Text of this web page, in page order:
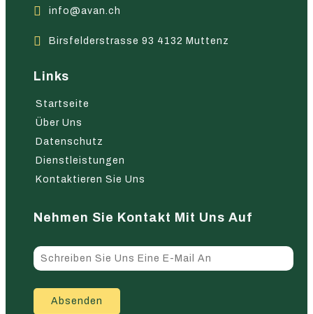
info@avan.ch
Birsfelderstrasse 93 4132 Muttenz
Links
Startseite
Über Uns
Datenschutz
Dienstleistungen
Kontaktieren Sie Uns
Nehmen Sie Kontakt Mit Uns Auf
Absenden